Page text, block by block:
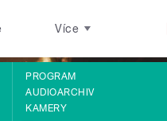
Více
PROGRAM
AUDIOARCHIV
KAMERY